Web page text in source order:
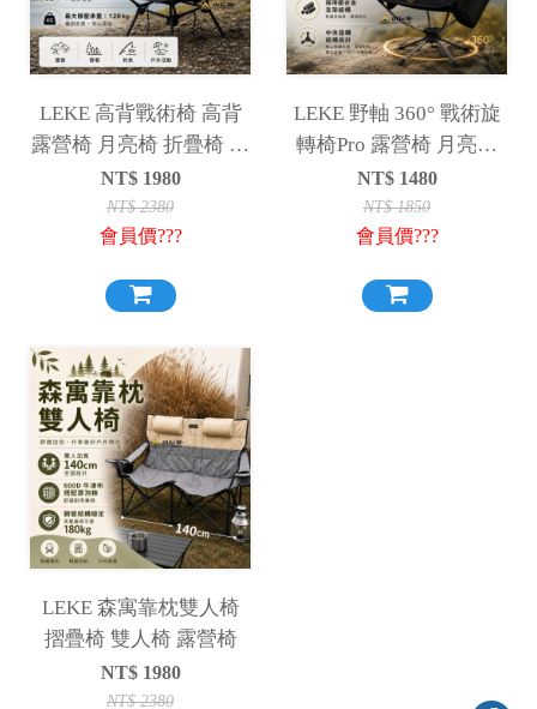
LEKE 高背戰術椅 高背
露營椅 月亮椅 折疊椅 登
山椅
NT$ 1980
NT$2380
會員價???
LEKE 野軸 360° 戰術旋
轉椅Pro 露營椅 月亮椅
折疊椅 登山椅
NT$ 1480
NT$1850
會員價???
LEKE 森寓靠枕雙人椅
摺疊椅 雙人椅 露營椅
NT$ 1980
NT$2380